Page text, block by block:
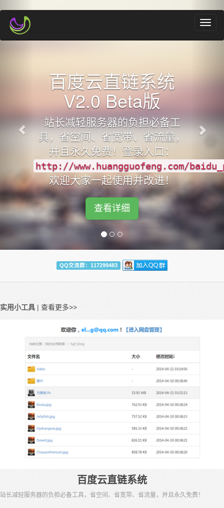
百度云直链系统
V2.0 Beta版
站长减轻服务器的负担必备工
具，省空间、省宽带、省流量，
并且永久免费！登录入口：
http://www.huangguofeng.com/
欢迎大家一起使用并改进！
查看详细
QQ交流群：117299483
实用小工具 | 查看更多>>
百度云直链系统
站长减轻服务器的负担必备工具，省空间、省宽带、省流量，并且永久免费！